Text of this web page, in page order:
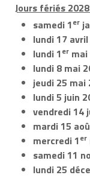
Jours fériés
samedi 1er
lundi 17
lundi 1er
lundi 8 mai
jeudi 25 mai
lundi 5 juin
vendredi 14
mardi 15
mercredi 1er
samedi 11
lundi 25